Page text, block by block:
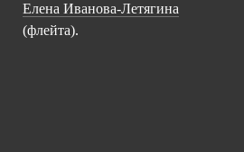
Елена Иванова-Летягина
(флейта).